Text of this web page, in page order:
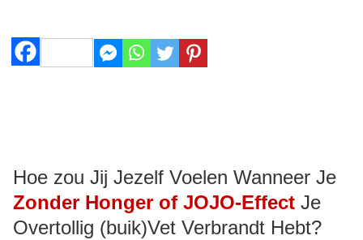
Hoe zou Jij Jezelf Voelen Wanneer Je
Zonder Honger of JOJO-Effect Je
Overtollig (buik)Vet Verbrandt Hebt?